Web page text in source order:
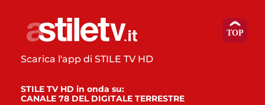
Scarica l'app di STILE TV HD
STILE TV HD in onda su:
CANALE 78 DEL DIGITALE TERRESTRE